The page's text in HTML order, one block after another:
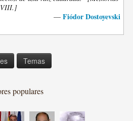
VIII.]
— Fiódor Dostoyevski
Temas
populares